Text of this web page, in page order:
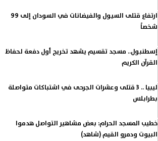
ارتفاع قتلى السيول والفيضانات في السودان إلى 99
شخصاً
إسطنبول.. مسجد تقسيم يشهد تخريج أول دفعة لحفاظ
القرآن الكريم
ليبيا .. 3 قتلى وعشرات الجرحى في اشتباكات متواصلة
بطرابلس
خطيب المسجد الحرام: بعض مشاهير التواصل هدموا
البيوت ودمرو القيم (شاهد)